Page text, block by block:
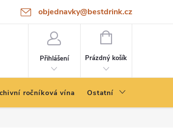
objednavky@bestdrink.cz
Přihlášení
NÁKUPNÍ
Prázdný košík
ročníková vína Ostatní